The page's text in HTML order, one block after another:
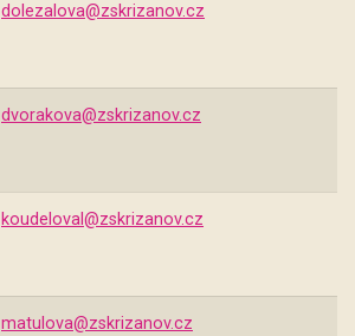
dolezalova@zskrizanov.cz
dvorakova@zskrizanov.cz
koudeloval@zskrizanov.cz
matulova@zskrizanov.cz